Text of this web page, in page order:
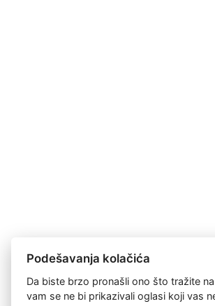
Podešavanja kolačića
Da biste brzo pronašli ono što tražite
vam se ne bi prikazivali oglasi koji vas